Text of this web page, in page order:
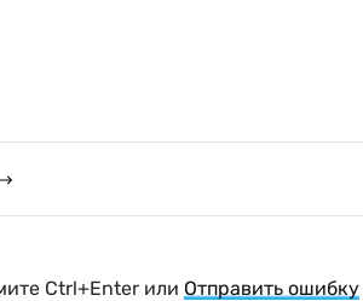
Ctrl+Enter или Отправить ошибку